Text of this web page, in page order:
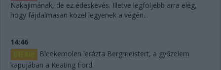
Nakajimának, de ez édeskevés. Illetve legföljebb arra elég,
hogy fájdalmasan közel legyenek a végén...
14:46
Bleekemolen lerázta Bergmeistert, a győzelem
kapujában a Keating Ford.